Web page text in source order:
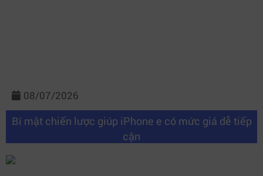
08/07/2026
Bí mật chiến lược giúp iPhone e có mức giá dễ tiếp
cận